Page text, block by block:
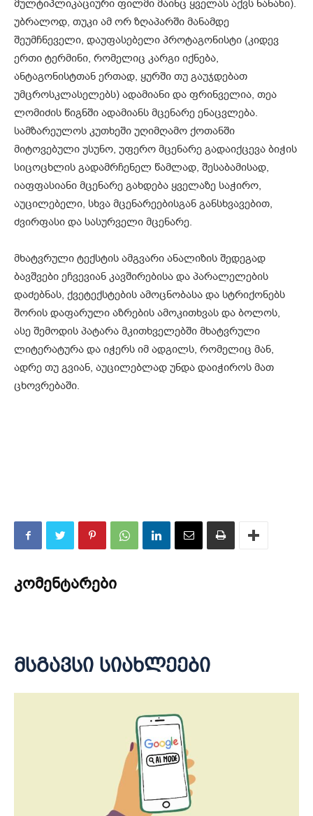
მულტიპლიკაციური ფილმი მაინც ყველას აქვს ნანახი).
უბრალოდ, თუკი ამ ორ ზღაპარში მანამდე
შეუმჩნეველი, დაუფასებელი პროტაგონისტი (კიდევ
ერთი ტერმინი, რომელიც კარგი იქნება,
ანტაგონისტთან ერთად, ყურში თუ გაუჯდებათ
უმცროსკლასელებს) ადამიანი და ფრინველია, თეა
ლომიძის წიგნში ადამიანს მცენარე ენაცვლება.
სამზარეულოს კუთხეში უღიმღამო ქოთანში
მიტოვებული უსუნო, უფერო მცენარე გადაიქცევა ბიჭის
სიცოცხლის გადამრჩენელ წამლად, შესაბამისად,
იაფფასიანი მცენარე გახდება ყველაზე საჭირო,
აუცილებელი, სხვა მცენარეებისგან განსხვავებით,
ძვირფასი და სასურველი მცენარე.
მხატვრული ტექსტის ამგვარი ანალიზის შედეგად
ბავშვები ეჩვევიან კავშირებისა და პარალელების
დაძებნას, ქვეტექსტების ამოცნობასა და სტრიქონებს
შორის დაფარული აზრების ამოკითხვას და ბოლოს,
ასე შემოდის პატარა მკითხველებში მხატვრული
ლიტერატურა და იჭერს იმ ადგილს, რომელიც მან,
ადრე თუ გვიან, აუცილებლად უნდა დაიჭიროს მათ
ცხოვრებაში.
კომენტარები
მსგავსი სიახლეები